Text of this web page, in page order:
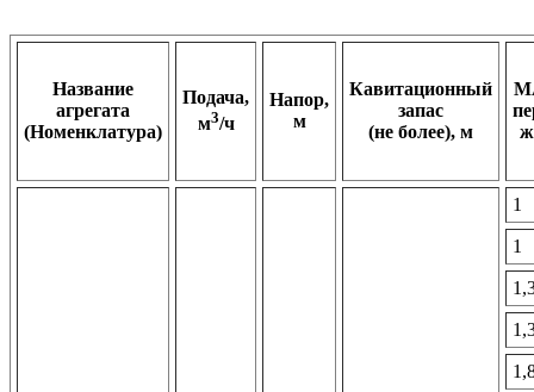
Название
агрегата
(Номенклатура)
Подача,
м3/ч
Напор,
м
Кавитационный
запас
(не более), м
1
1